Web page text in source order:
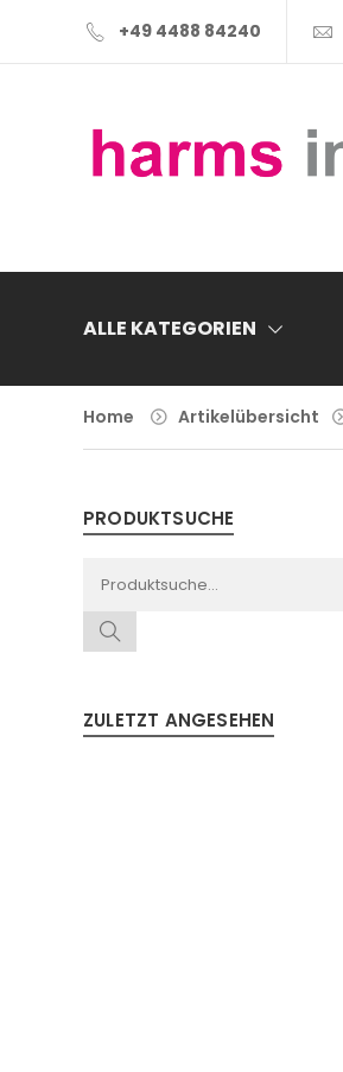
+49 4488 84240
ALLE KATEGORIEN
Home Artikelübersicht
PRODUKTSUCHE
ZULETZT ANGESEHEN